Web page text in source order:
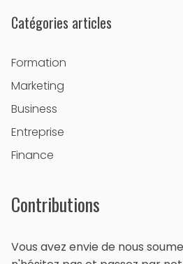
Catégories articles
Formation
Marketing
Business
Entreprise
Finance
Contributions
Vous avez envie de nous